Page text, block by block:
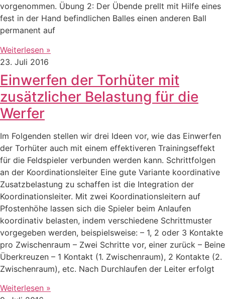
vorgenommen. Übung 2: Der Übende prellt mit Hilfe eines
fest in der Hand befindlichen Balles einen anderen Ball
permanent auf
Weiterlesen »
23. Juli 2016
Einwerfen der Torhüter mit
zusätzlicher Belastung für die
Werfer
Im Folgenden stellen wir drei Ideen vor, wie das Einwerfen
der Torhüter auch mit einem effektiveren Trainingseffekt
für die Feldspieler verbunden werden kann. Schrittfolgen
an der Koordinationsleiter Eine gute Variante koordinative
Zusatzbelastung zu schaffen ist die Integration der
Koordinationsleiter. Mit zwei Koordinationsleitern auf
Pfostenhöhe lassen sich die Spieler beim Anlaufen
koordinativ belasten, indem verschiedene Schrittmuster
vorgegeben werden, beispielsweise: – 1, 2 oder 3 Kontakte
pro Zwischenraum – Zwei Schritte vor, einer zurück – Beine
Überkreuzen – 1 Kontakt (1. Zwischenraum), 2 Kontakte (2.
Zwischenraum), etc. Nach Durchlaufen der Leiter erfolgt
Weiterlesen »